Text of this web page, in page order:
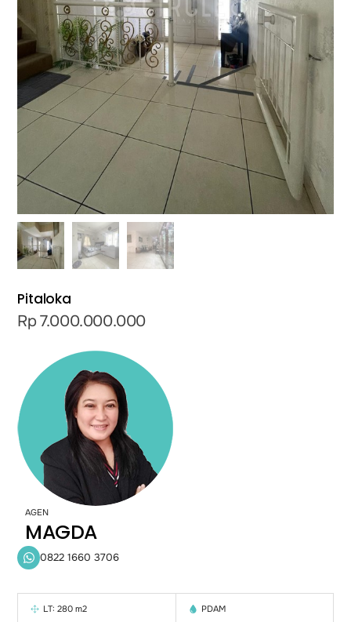
Pitaloka
Rp 7.000.000.000
AGEN
MAGDA
0822 1660 3706
LT: 280 m2 PDAM